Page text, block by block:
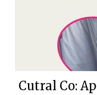
Cutral Co: